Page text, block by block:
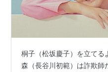
桐子（松坂慶子）を立てる
森（長谷川初範）は詐欺